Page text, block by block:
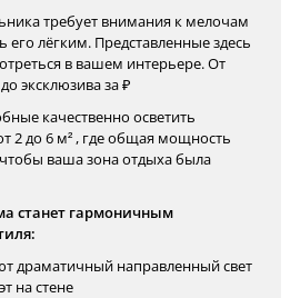
требует внимания к мелочам
лёгким. Представленные здесь
в вашем интерьере. От
эксклюзива за ₽
качественно осветить
2 до 6 м² , где общая мощность
чтобы ваша зона отдыха была
станет гармоничным
драматичный направленный свет
на стене